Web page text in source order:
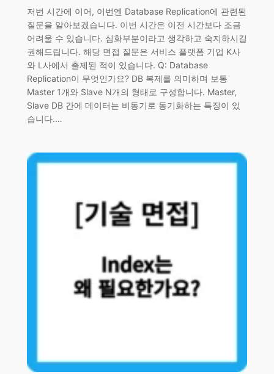
저번 시간에 이어, 이번엔 Database Replication에 관련된
질문을 알아보겠습니다. 이번 시간은 이전 시간보다 조금
어려울 수 있습니다. 심화부분이라고 생각하고 숙지하시길
권해드립니다. 해당 면접 질문은 서비스 플랫폼 기업 K사
와 L사에서 출제된 적이 있습니다. Q: Database
Replication이 무엇인가요? DB 복제를 의미하며 보통
Master 1개와 Slave N개의 형태로 구성합니다. Master,
Slave DB 간에 데이터는 비동기로 동기화하는 특징이 있
습니다.…